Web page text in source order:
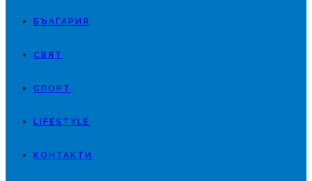
БЪЛГАРИЯ
СВЯТ
СПОРТ
LIFESTYLE
КОНТАКТИ